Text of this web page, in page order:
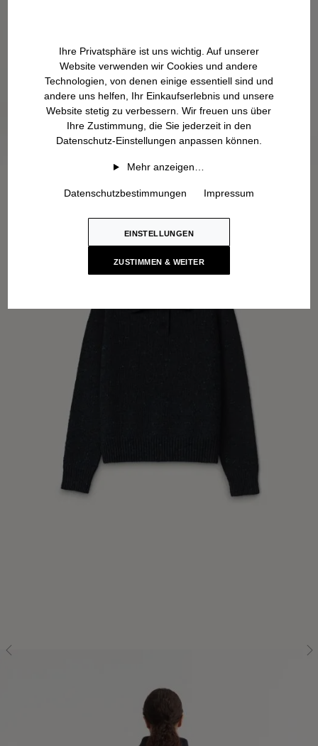
Ihre Privatsphäre ist uns wichtig. Auf unserer
Website verwenden wir Cookies und andere
Technologien, von denen einige essentiell sind und
andere uns helfen, Ihr Einkaufserlebnis und unsere
Website stetig zu verbessern. Wir freuen uns über
Ihre Zustimmung, die Sie jederzeit in den
Datenschutz-Einstellungen anpassen können.
Mehr anzeigen…
Datenschutzbestimmungen Impressum
EINSTELLUNGEN
ZUSTIMMEN & WEITER